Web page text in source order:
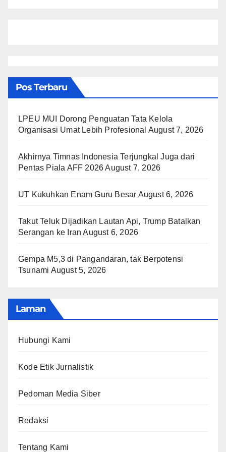
Pos Terbaru
LPEU MUI Dorong Penguatan Tata Kelola
Organisasi Umat Lebih Profesional August 7, 2026
Akhirnya Timnas Indonesia Terjungkal Juga dari
Pentas Piala AFF 2026 August 7, 2026
UT Kukuhkan Enam Guru Besar August 6, 2026
Takut Teluk Dijadikan Lautan Api, Trump Batalkan
Serangan ke Iran August 6, 2026
Gempa M5,3 di Pangandaran, tak Berpotensi
Tsunami August 5, 2026
Laman
Hubungi Kami
Kode Etik Jurnalistik
Pedoman Media Siber
Redaksi
Tentang Kami